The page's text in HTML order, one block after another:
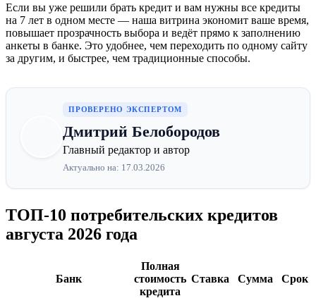
Если вы уже решили брать кредит и вам нужны все кредиты
на 7 лет в одном месте — наша витрина экономит ваше время,
повышает прозрачность выбора и ведёт прямо к заполнению
анкеты в банке. Это удобнее, чем переходить по одному сайту
за другим, и быстрее, чем традиционные способы.
ПРОВЕРЕНО ЭКСПЕРТОМ
Дмитрий Белобородов
Главный редактор и автор
Актуально на: 17.03.2026
ТОП-10 потребительских кредитов
августа 2026 года
Банк
Полная
стоимость
кредита
Ставка Сумма Срок